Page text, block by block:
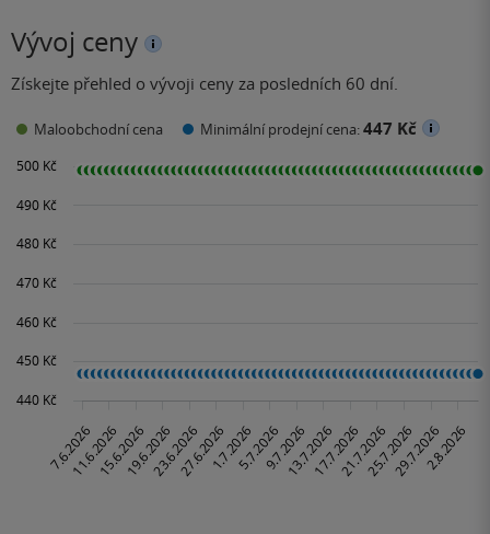
Vývoj ceny
Získejte přehled o vývoji ceny za posledních 60 dní.
Maloobchodní cena Minimální prodejní cena:447 Kč